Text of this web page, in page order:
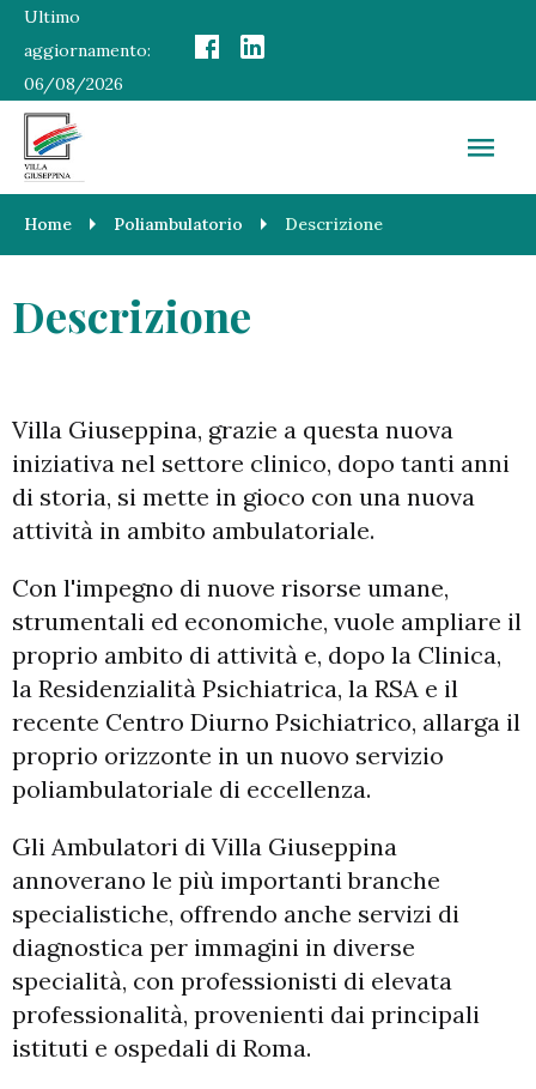
Ultimo
aggiornamento:
06/08/2026
Home Poliambulatorio Descrizione
Descrizione
Villa Giuseppina, grazie a questa nuova
iniziativa nel settore clinico, dopo tanti anni
di storia, si mette in gioco con una nuova
attività in ambito ambulatoriale.
Con l'impegno di nuove risorse umane,
strumentali ed economiche, vuole ampliare il
proprio ambito di attività e, dopo la Clinica,
la Residenzialità Psichiatrica, la RSA e il
recente Centro Diurno Psichiatrico, allarga il
proprio orizzonte in un nuovo servizio
poliambulatoriale di eccellenza.
Gli Ambulatori di Villa Giuseppina
annoverano le più importanti branche
specialistiche, offrendo anche servizi di
diagnostica per immagini in diverse
specialità, con professionisti di elevata
professionalità, provenienti dai principali
istituti e ospedali di Roma.